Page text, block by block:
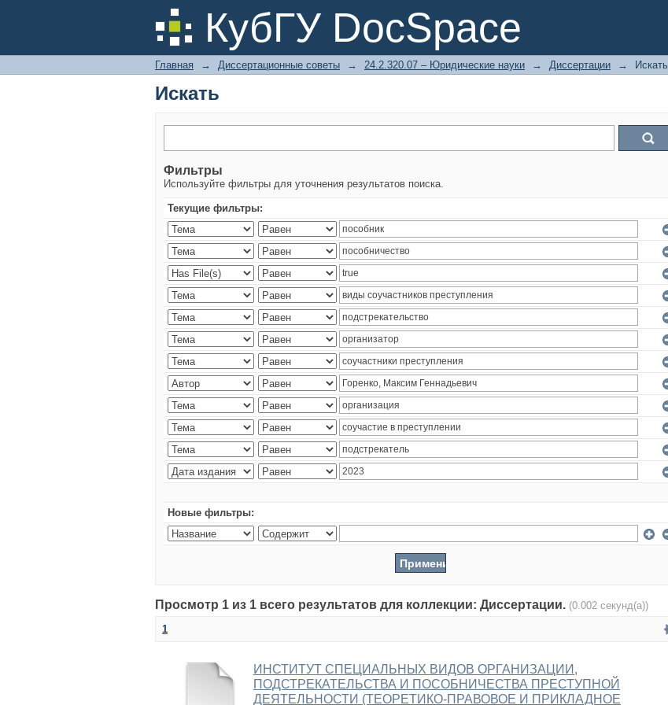
КубГУ DocSpace
Искать
Главная → Диссертационные советы → 24.2.320.07 – Юридические науки → Диссертации → Искать
Искать
Фильтры
Используйте фильтры для уточнения результатов поиска.
Текущие фильтры:
Новые фильтры:
Просмотр 1 из 1 всего результатов для коллекции: Диссертации. (0.002 секунд(а))
1
ИНСТИТУТ СПЕЦИАЛЬНЫХ ВИДОВ ОРГАНИЗАЦИИ,
ПОДСТРЕКАТЕЛЬСТВА И ПОСОБНИЧЕСТВА ПРЕСТУПНОЙ
ДЕЯТЕЛЬНОСТИ (ТЕОРЕТИКО-ПРАВОВОЕ И ПРИКЛАДНОЕ